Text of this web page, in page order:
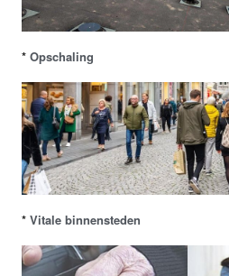
*Opschaling
*Vitale binnensteden